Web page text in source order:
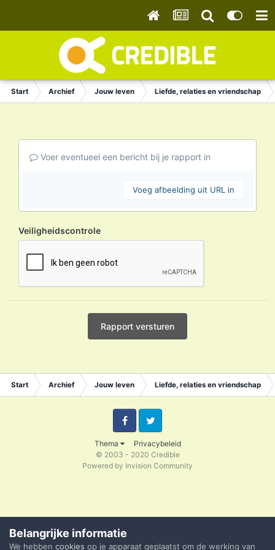
Start Archief Jouw leven Liefde, relaties en vriendschap
Voer eventueel een bericht bij je rapport in
Voeg afbeelding uit URL in
Veiligheidscontrole
Rapport versturen
Start Archief Jouw leven Liefde, relaties en vriendschap
Thema Privacybeleid
FacebookTwitter
© 2003 - 2020 Credible
Powered by Invision Community
Belangrijke informatie
We hebben cookies op je apparaat geplaatst om de werking van